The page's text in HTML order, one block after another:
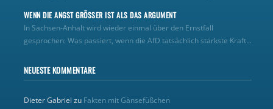
WENN DIE ANGST GRÖSSER IST ALS DAS ARGUMENT
In Sachsen-Anhalt wird wieder einmal über den Ernstfall
gesprochen: Was passiert, wenn die AfD tatsächlich stärkste Kraft...
NEUESTE KOMMENTARE
Dieter Gabriel zu Fakten mit Gänsefüßchen